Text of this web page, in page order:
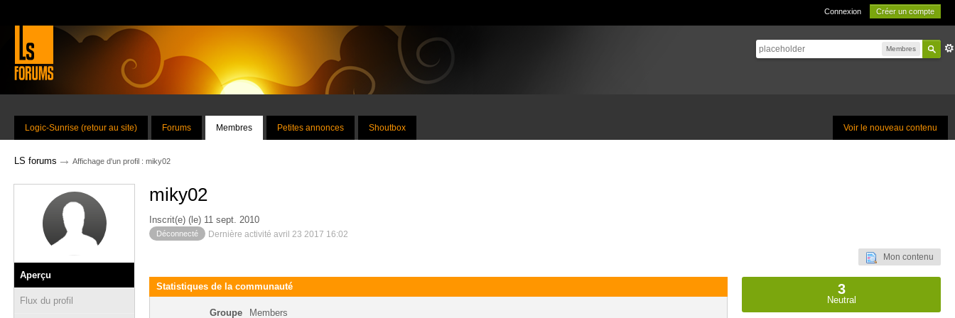
Connexion Créer un compte
Membres
Voir le nouveau contenu
Logic-Sunrise (retour au site) Forums Membres Petites annonces Shoutbox
LS forums → Affichage d'un profil : miky02
Aperçu
Flux du profil
miky02
Inscrit(e) (le) 11 sept. 2010
Déconnecté Dernière activité avril 23 2017 16:02
Mon contenu
Statistiques de la communauté
Groupe Members
3
Neutral